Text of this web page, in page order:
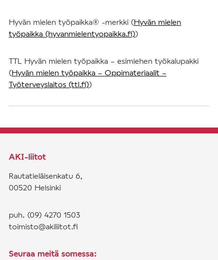
Hyvän mielen työpaikka® -merkki (Hyvän mielen
työpaikka (hyvanmielentyopaikka.fi))
TTL Hyvän mielen työpaikka – esimiehen työkalupakki
(Hyvän mielen työpaikka – Oppimateriaalit –
Työterveyslaitos (ttl.fi))
AKI-liitot
Rautatieläisenkatu 6,
00520 Helsinki
puh. (09) 4270 1503
toimisto@akiliitot.fi
Seuraa meitä somessa: